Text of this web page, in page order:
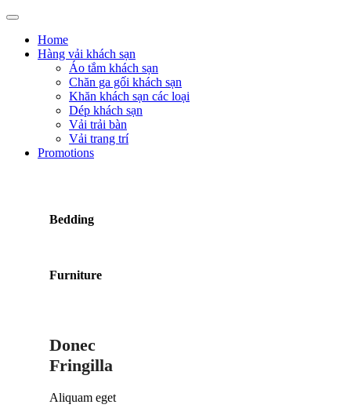
Home
Hàng vải khách sạn
Áo tắm khách sạn
Chăn ga gối khách sạn
Khăn khách sạn các loại
Dép khách sạn
Vải trải bàn
Vải trang trí
Promotions
Bedding
Furniture
Donec
Fringilla
Aliquam eget